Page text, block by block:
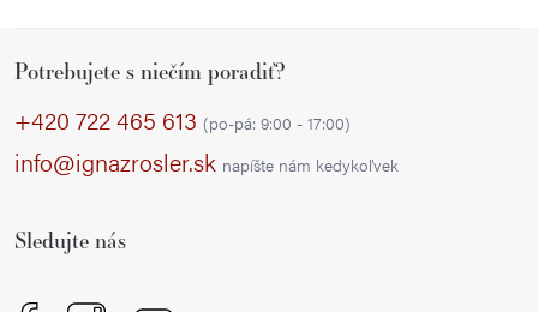
Potrebujete s niečím poradiť?
+420 722 465 613 (po-pá: 9:00 - 17:00)
info@ignazrosler.sk napíšte nám kedykoľvek
Sledujte nás